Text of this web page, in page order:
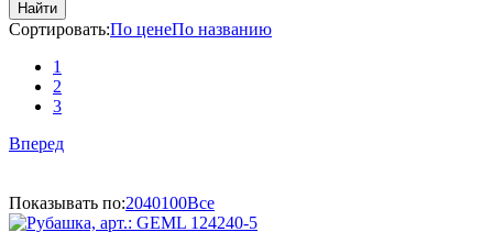
Найти
Сортировать:По ценеПо названию
1
2
3
Вперед
Показывать по:2040100Все